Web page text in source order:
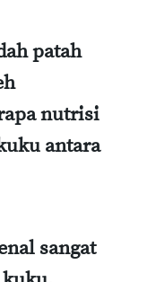
patah
nutrisi
antara
sangat